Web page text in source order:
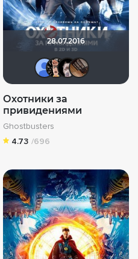
28.07.2016
Охотники за
привидениями
Ghostbusters
4.73 /696